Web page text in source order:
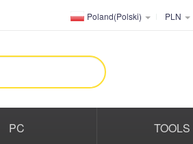
Poland(Polski) PLN
PC TOOLS